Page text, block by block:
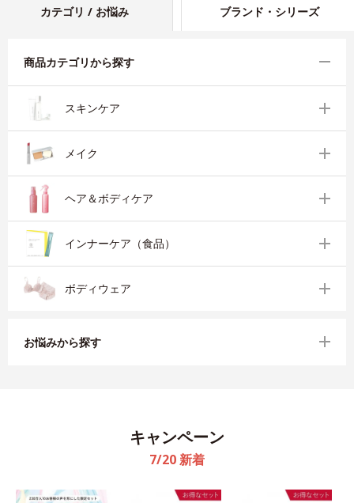
カテゴリ / お悩み ブランド・シリーズ
商品カテゴリから探す
スキンケア
メイク
ヘア＆ボディケア
インナーケア（食品）
ボディウェア
お悩みから探す
キャンペーン
7/20 新着